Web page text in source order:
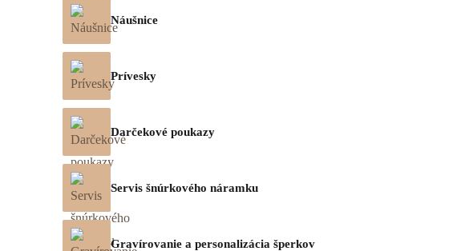
Náušnice
Prívesky
Darčekové poukazy
Servis šnúrkového náramku
Gravírovanie a personalizácia šperkov